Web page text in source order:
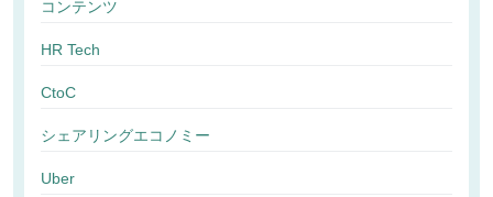
コンテンツ
HR Tech
CtoC
シェアリングエコノミー
Uber